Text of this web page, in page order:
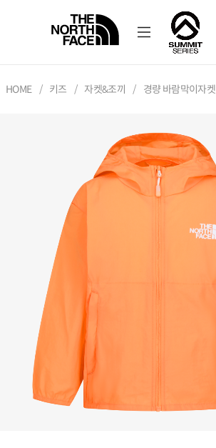
HOME 키즈 자켓&조끼 경량 바람막이자켓